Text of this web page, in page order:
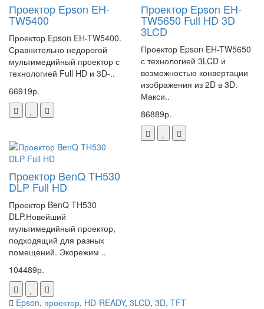
Проектор Epson EH-
TW5400
Проектор Epson EH-TW5400.
Сравнительно недорогой
мультимедийный проектор с
технологией Full HD и 3D-..
66919р.
Проектор Epson EH-
TW5650 Full HD 3D
3LCD
Проектор Epson EH-TW5650
с технологией 3LCD и
возможностью конвертации
изображения из 2D в 3D.
Макси..
86889р.
Проектор BenQ TH530
DLP Full HD
Проектор BenQ TH530
DLP.Новейший
мультимедийный проектор,
подходящий для разных
помещений. Экорежим ..
104489р.
Epson, проектор, HD-READY, 3LCD, 3D, TFT